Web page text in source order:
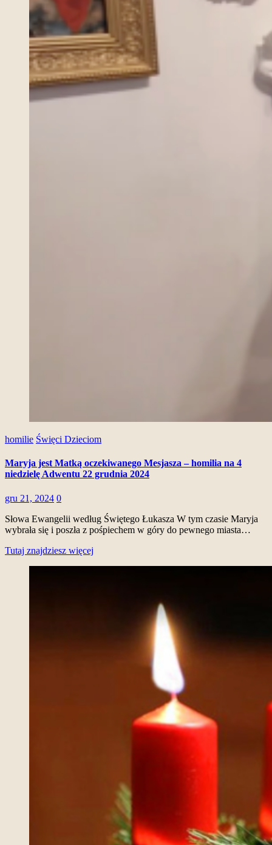
homilie Święci Dzieciom
Maryja jest Matką oczekiwanego Mesjasza – homilia na 4
niedzielę Adwentu 22 grudnia 2024
gru 21, 2024 0
Słowa Ewangelii według Świętego Łukasza W tym czasie Maryja
wybrała się i poszła z pośpiechem w góry do pewnego miasta…
Tutaj znajdziesz więcej